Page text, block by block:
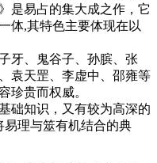
是易占的集大成之作，它
体,其特色主要体现在以
牙、鬼谷子、孙膑、张
袁天罡、李虚中、邵雍等
珍贵而权威。
础知识，又有较为高深的
易理与筮有机结合的典